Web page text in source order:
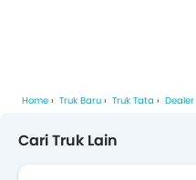
Home Truk Baru Truk Tata Dealer
Cari Truk Lain